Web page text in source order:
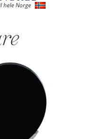
hele Norge